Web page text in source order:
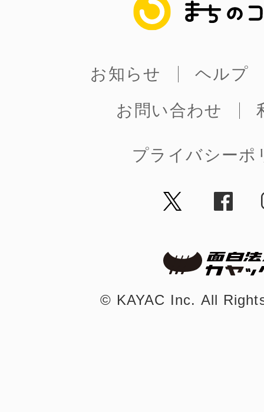
まちのコイン
お知らせ
ヘルプ
お問い合わせ
プライバシーポ
©︎ KAYAC Inc. All